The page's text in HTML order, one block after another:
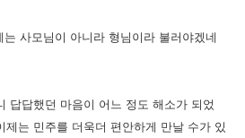
사모님이 아니라 형님이라 불러야겠네
답답했던 마음이 어느 정도 해소가 되었
제는 민주를 더욱더 편안하게 만날 수가 있